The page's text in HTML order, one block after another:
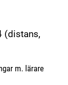
(distans,
m. lärare